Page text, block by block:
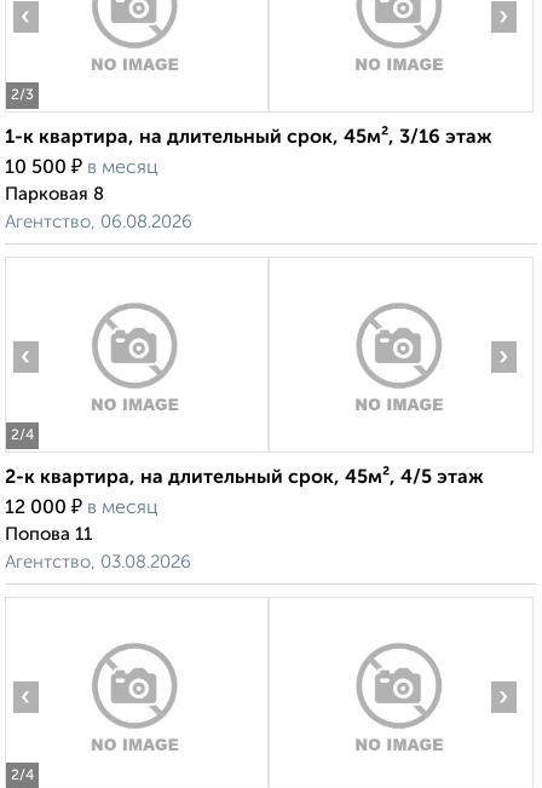
2/3
‹ ›
1-к квартира, на длительный срок, 45м², 3/16 этаж
10 500 ₽ в месяц
Парковая 8
Агентство, 06.08.2026
2/4
‹ ›
2-к квартира, на длительный срок, 45м², 4/5 этаж
12 000 ₽ в месяц
Попова 11
Агентство, 03.08.2026
2/4
‹ ›